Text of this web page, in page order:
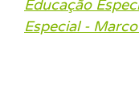
Educação
Especial -